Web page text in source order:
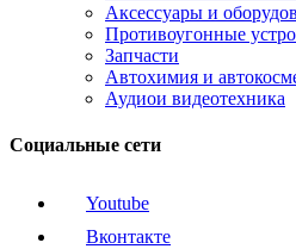
Аксессуары и
Противоугонные
Запчасти
Автохимия и
Аудиои видеотехника
Социальные сети
Youtube
Вконтакте